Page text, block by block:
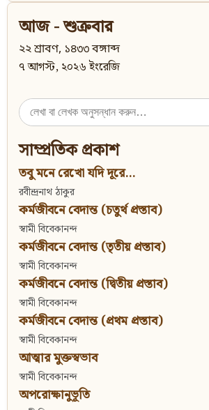
আজ - শুক্রবার
২২ শ্রাবণ, ১৪৩৩ বঙ্গাব্দ
৭ আগস্ট, ২০২৬ ইংরেজি
Search
for:
সাম্প্রতিক প্রকাশ
তবু মনে রেখো যদি দূরে...
রবীন্দ্রনাথ ঠাকুর
কর্মজীবনে বেদান্ত (চতুর্থ প্রস্তাব)
স্বামী বিবেকানন্দ
কর্মজীবনে বেদান্ত (তৃতীয় প্রস্তাব)
স্বামী বিবেকানন্দ
কর্মজীবনে বেদান্ত (দ্বিতীয় প্রস্তাব)
স্বামী বিবেকানন্দ
কর্মজীবনে বেদান্ত (প্রথম প্রস্তাব)
স্বামী বিবেকানন্দ
আত্মার মুক্তস্বভাব
স্বামী বিবেকানন্দ
অপরোক্ষানুভূতি